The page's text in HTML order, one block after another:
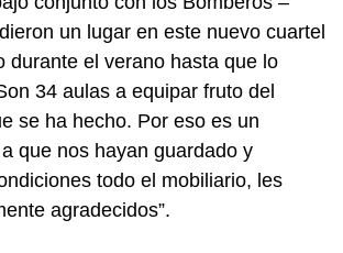
un lugar en este nuevo cuartel
durante el verano hasta que lo
34 aulas a equipar fruto del
se ha hecho. Por eso es un
que nos hayan guardado y
todo el mobiliario, les
agradecidos”.